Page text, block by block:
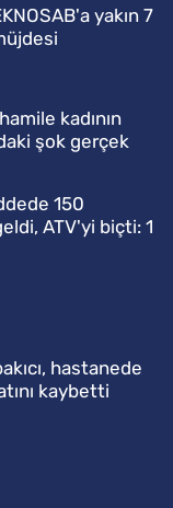
yakın 7
kadının
şok gerçek
150
ATV'yi biçti: 1
hastanede
kaybetti